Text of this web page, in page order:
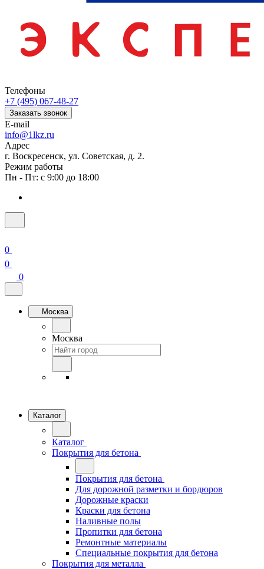
Телефоны
+7 (495) 067-48-27
Заказать звонок
E-mail
info@1lkz.ru
Адрес
г. Воскресенск, ул. Советская, д. 2.
Режим работы
Пн - Пт: с 9:00 до 18:00
0
0
0
Москва
Москва
Каталог
Каталог
Покрытия для бетона
Покрытия для бетона
Для дорожной разметки и бордюров
Дорожные краски
Краски для бетона
Наливные полы
Пропитки для бетона
Ремонтные материалы
Специальные покрытия для бетона
Покрытия для металла